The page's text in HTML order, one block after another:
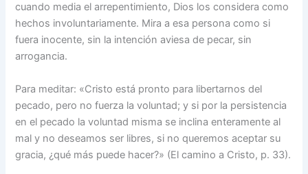
cuando media el arrepentimiento, Dios los considera como
hechos involuntariamente. Mira a esa persona como si
fuera inocente, sin la intención aviesa de pecar, sin
arrogancia.
Para meditar: «Cristo está pronto para libertarnos del
pecado, pero no fuerza la voluntad; y si por la persistencia
en el pecado la voluntad misma se inclina enteramente al
mal y no deseamos ser libres, si no queremos aceptar su
gracia, ¿qué más puede hacer?» (El camino a Cristo, p. 33).